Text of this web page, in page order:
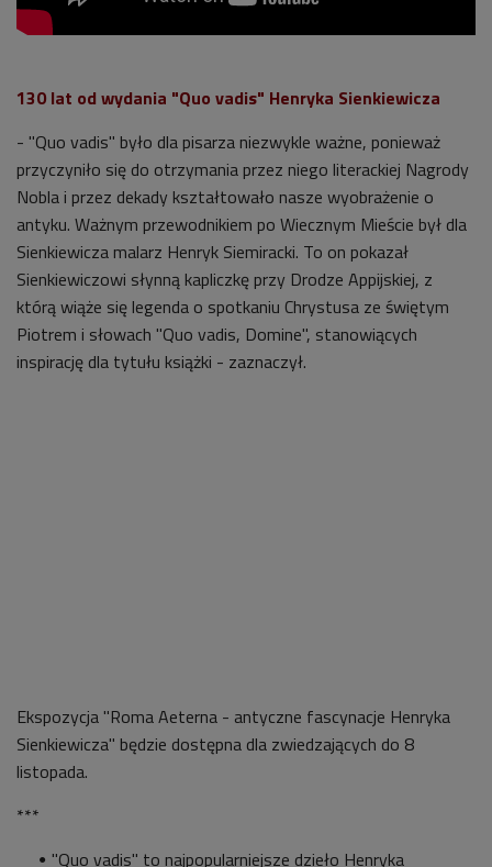
130 lat od wydania "Quo vadis" Henryka Sienkiewicza
- "Quo vadis" było dla pisarza niezwykle ważne, ponieważ
przyczyniło się do otrzymania przez niego literackiej Nagrody
Nobla i przez dekady kształtowało nasze wyobrażenie o
antyku. Ważnym przewodnikiem po Wiecznym Mieście był dla
Sienkiewicza malarz Henryk Siemiracki. To on pokazał
Sienkiewiczowi słynną kapliczkę przy Drodze Appijskiej, z
którą wiąże się legenda o spotkaniu Chrystusa ze świętym
Piotrem i słowach "Quo vadis, Domine", stanowiących
inspirację dla tytułu książki - zaznaczył.
Ekspozycja "Roma Aeterna - antyczne fascynacje Henryka
Sienkiewicza" będzie dostępna dla zwiedzających do 8
listopada.
***
"Quo vadis" to najpopularniejsze dzieło Henryka